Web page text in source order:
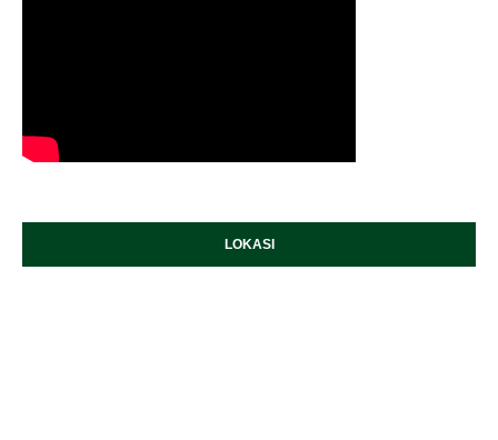
LOKASI